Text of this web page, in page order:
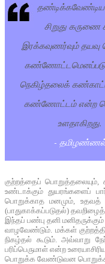
சிறுது கருணை
இரக்கவுணர்வும் தயவு
நெகிழ்தலைக்
கண்ணோட்டம் என்ற
உளதாகிறது.
-
குற்றத்தைப்
உண்டாக்கும் துயரங்களைப்
பொறுக்காத மனமும், உதவத்
(பாதுகாக்கப்படுதல்)
இந்தப் பண்பு தனி
வாழவேண்டும். மக்கள்
நிகழ்தல் கூடும். அவ்வாறு
பரிப்பெருமாள் என்ற
பொறுக்க வேண்டுவன